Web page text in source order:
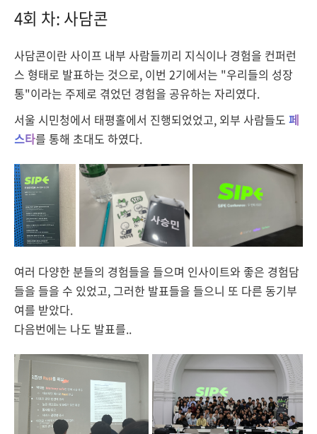
4회 차: 사담콘
사담콘이란 사이프 내부 사람들끼리 지식이나 경험을 컨퍼런
스 형태로 발표하는 것으로, 이번 2기에서는 "우리들의 성장
통"이라는 주제로 겪었던 경험을 공유하는 자리였다.
서울 시민청에서 태평홀에서 진행되었었고, 외부 사람들도 페
스타를 통해 초대도 하였다.
여러 다양한 분들의 경험들을 들으며 인사이트와 좋은 경험담
들을 들을 수 있었고, 그러한 발표들을 들으니 또 다른 동기부
여를 받았다.
다음번에는 나도 발표를..